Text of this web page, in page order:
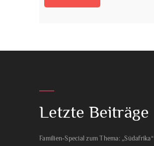
Letzte Beiträge
Familien-Special zum Thema: „Südafrika“